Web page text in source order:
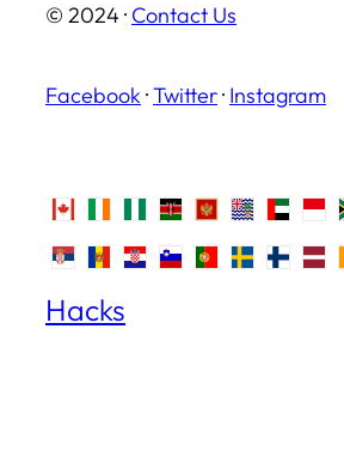
© 2024 · Contact Us
Facebook ·Twitter· Instagram
Hacks